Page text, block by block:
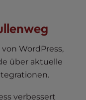
WordPress,
über aktuelle
verbessert